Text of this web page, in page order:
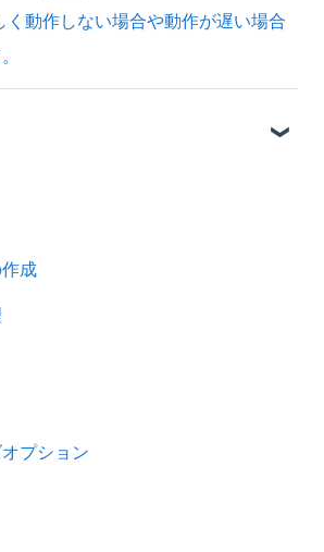
く動作しない場合や動作が遅い場合
成
プション